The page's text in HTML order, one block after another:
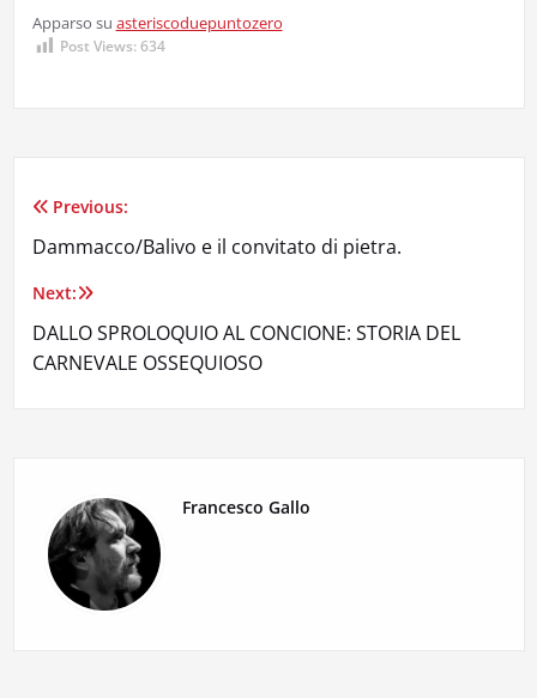
Apparso su asteriscoduepuntozero
Post Views: 634
Navigazione
articoli
Previous:
Dammacco/Balivo e il convitato di pietra.
Next:
DALLO SPROLOQUIO AL CONCIONE: STORIA DEL
CARNEVALE OSSEQUIOSO
Francesco Gallo